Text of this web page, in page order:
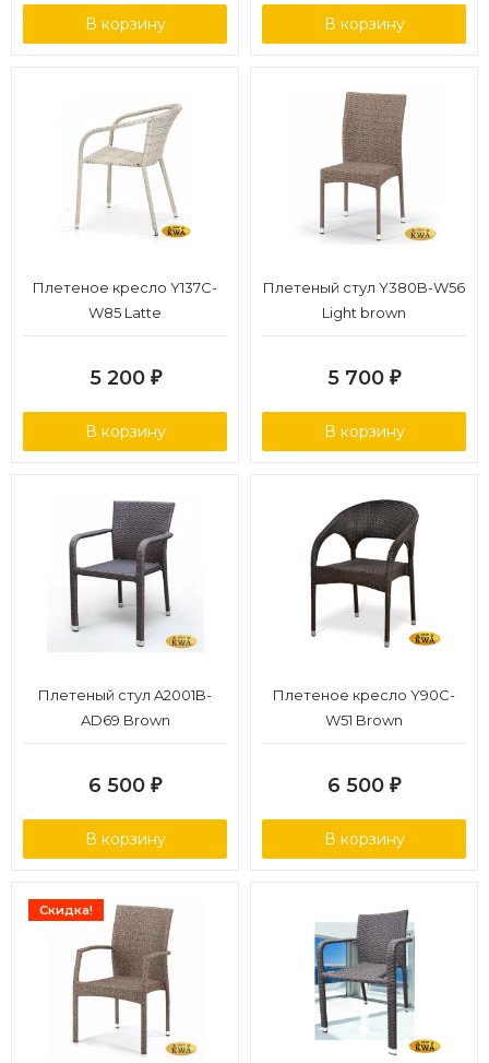
В корзину В корзину
Плетеное кресло Y137C-
W85 Latte
5 200 ₽
В корзину
Плетеный стул Y380B-W56
Light brown
5 700 ₽
В корзину
Плетеный стул A2001B-
AD69 Brown
6 500 ₽
В корзину
Плетеное кресло Y90C-
W51 Brown
6 500 ₽
В корзину
Скидка!